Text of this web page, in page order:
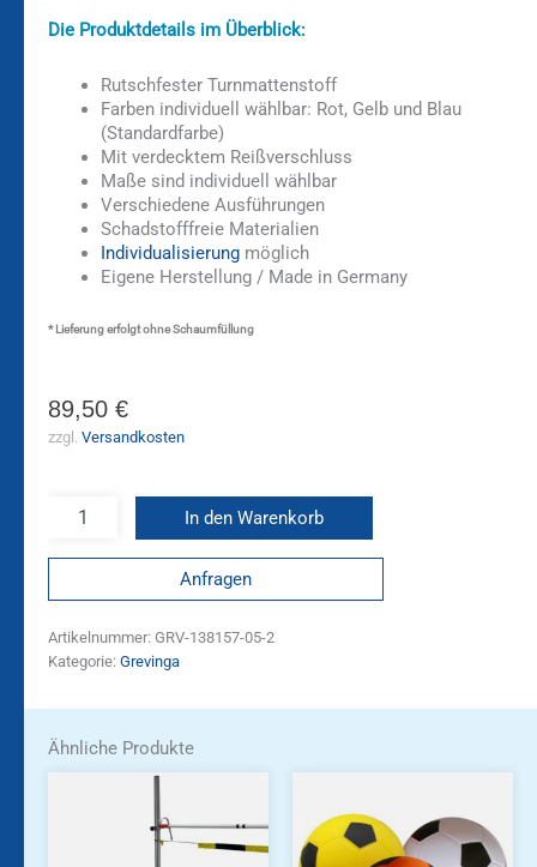
Die Produktdetails im Überblick:
Rutschfester Turnmattenstoff
Farben individuell wählbar: Rot, Gelb und Blau
(Standardfarbe)
Mit verdecktem Reißverschluss
Maße sind individuell wählbar
Verschiedene Ausführungen
Schadstofffreie Materialien
Individualisierungmöglich
Eigene Herstellung / Made in Germany
* Lieferung erfolgt ohne Schaumfüllung
89,50 €
zzgl. Versandkosten
In den Warenkorb
Anfragen
Artikelnummer: GRV-138157-05-2
Kategorie: Grevinga
Ähnliche Produkte